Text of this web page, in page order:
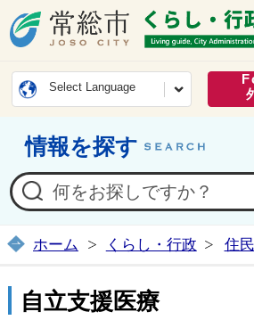
常総市
Select Language
情報を探す
ホーム くらし・行政 住
自立支援医療